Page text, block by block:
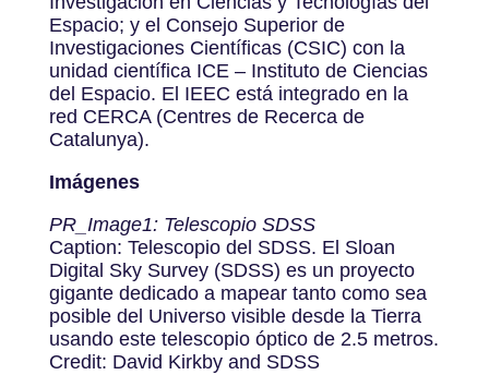
Espacio; y el Consejo Superior de
Investigaciones Científicas (CSIC) con la
unidad científica ICE – Instituto de Ciencias
del Espacio. El IEEC está integrado en la
red CERCA (Centres de Recerca de
Catalunya).
Imágenes
PR_Image1: Telescopio SDSS
Caption: Telescopio del SDSS. El Sloan
Digital Sky Survey (SDSS) es un proyecto
gigante dedicado a mapear tanto como sea
posible del Universo visible desde la Tierra
usando este telescopio óptico de 2.5 metros.
Credit: David Kirkby and SDSS